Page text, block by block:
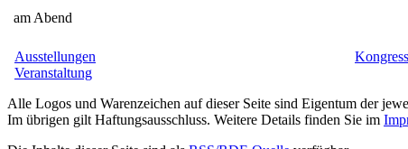
am Abend
Ausstellungen
Veranstaltung
Alle Logos und Warenzeichen auf dieser Seite sind Eigentum der
Im übrigen gilt Haftungsausschluss. Weitere Details finden Sie im